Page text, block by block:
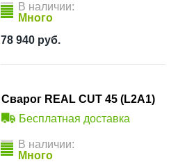
В наличии:
Много
78 940 руб.
Сварог REAL CUT 45 (L2А1)
Бесплатная доставка
В наличии:
Много